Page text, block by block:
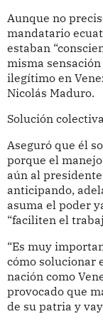
Aunque no
mandatario
estaban
misma
ilegítimo en
Nicolás Maduro.
Solución colectiva
Aseguró que él
porque el
aún al
anticipando,
asuma el poder
“faciliten el
“Es muy
cómo solucionar
nación como
provocado que
de su patria y